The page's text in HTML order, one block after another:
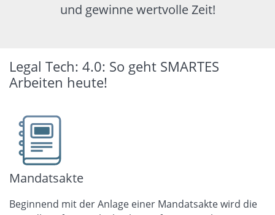
und gewinne wertvolle Zeit!
Legal Tech: 4.0: So geht SMARTES
Arbeiten heute!
Mandatsakte
Beginnend mit der Anlage einer Mandatsakte wird die